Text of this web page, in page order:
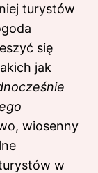
turystów
się
jak
wiosenny
w